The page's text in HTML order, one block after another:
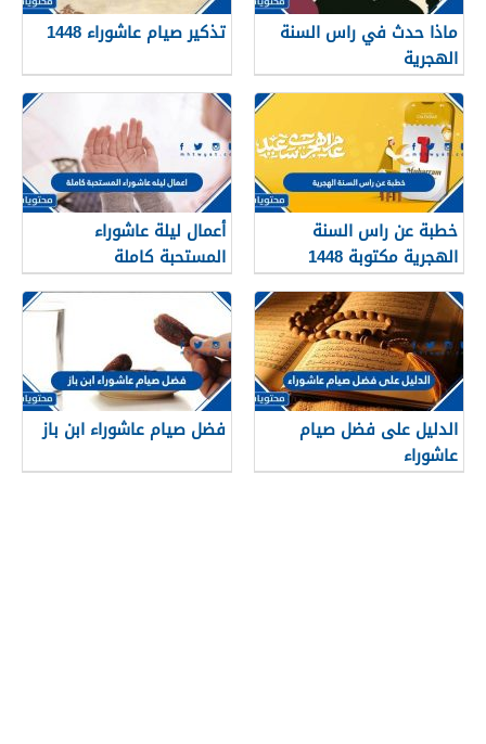
ماذا حدث في راس السنة
الهجرية
تذكير صيام عاشوراء 1448
خطبة عن راس السنة
الهجرية مكتوبة 1448
أعمال ليلة عاشوراء
المستحبة كاملة
الدليل على فضل صيام
عاشوراء
فضل صيام عاشوراء ابن باز